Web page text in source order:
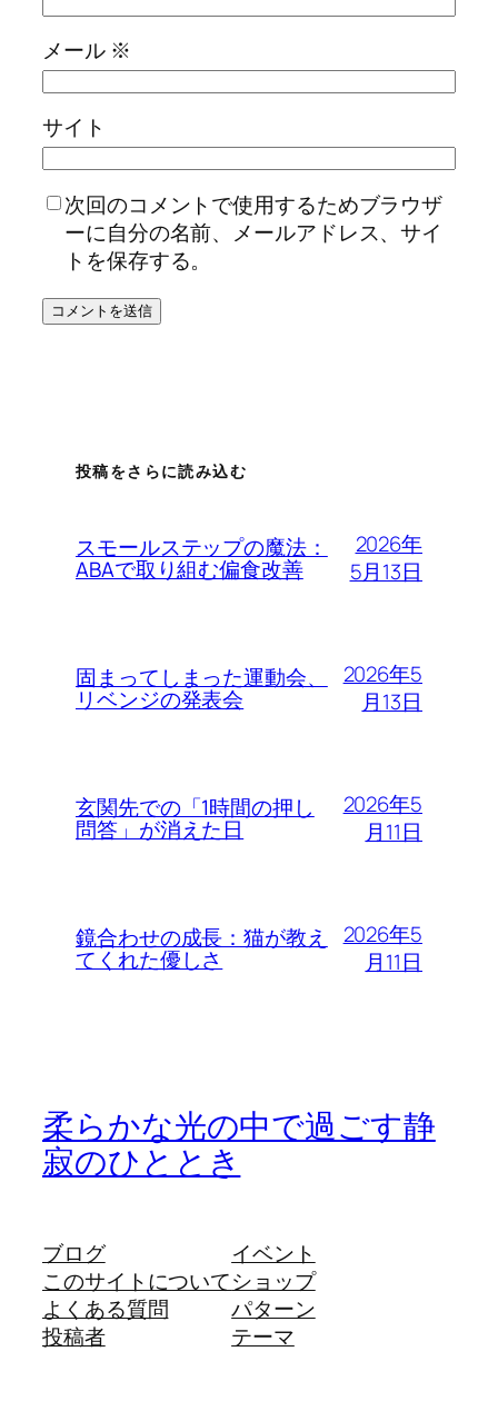
メール ※
サイト
次回のコメントで使用するためブラウザ
ーに自分の名前、メールアドレス、サイ
トを保存する。
投稿をさらに読み込む
スモールステップの魔法：
ABAで取り組む偏食改善
2026年
5月13日
固まってしまった運動会、
リベンジの発表会
2026年5
月13日
玄関先での「1時間の押し
問答」が消えた日
2026年5
月11日
鏡合わせの成長：猫が教え
てくれた優しさ
2026年5
月11日
柔らかな光の中で過ごす静
寂のひととき
ブログ
このサイトについて
よくある質問
投稿者
イベント
ショップ
パターン
テーマ